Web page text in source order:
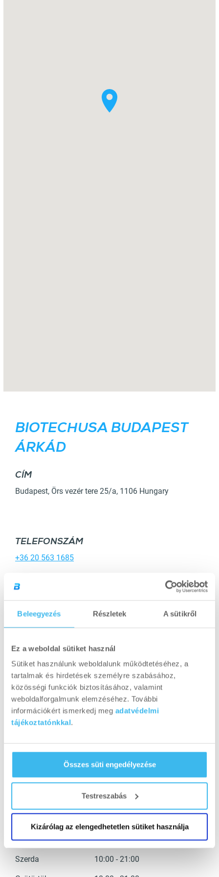
Beleegyezés Részletek A sütikről
Ez a weboldal sütiket használ
Sütiket használunk weboldalunk működtetéséhez, a
tartalmak és hirdetések személyre szabásához,
közösségi funkciók biztosításához, valamint
weboldalforgalmunk elemzéséhez. További
információkért ismerkedj meg adatvédelmi
tájékoztatónkkal.
Összes süti engedélyezése
Testreszabás
Kizárólag az elengedhetetlen sütiket használja
BIOTECHUSA BUDAPEST
ÁRKÁD
RÉSZLETEK
CÍM
Budapest, Örs vezér tere 25/a, 1106 Hungary
TELEFONSZÁM
+36 20 563 1685
TOVÁBBI
Szakmai tanácsokkal várunk minden nap.
Kedd 10:00 - 21:00
Szerda 10:00 - 21:00